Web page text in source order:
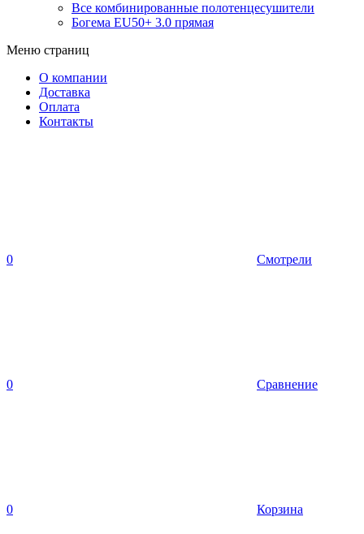
Все комбинированные полотенцесушители
Богема EU50+ 3.0 прямая
Меню страниц
О компании
Доставка
Оплата
Контакты
0 Смотрели
0 Сравнение
0 Корзина